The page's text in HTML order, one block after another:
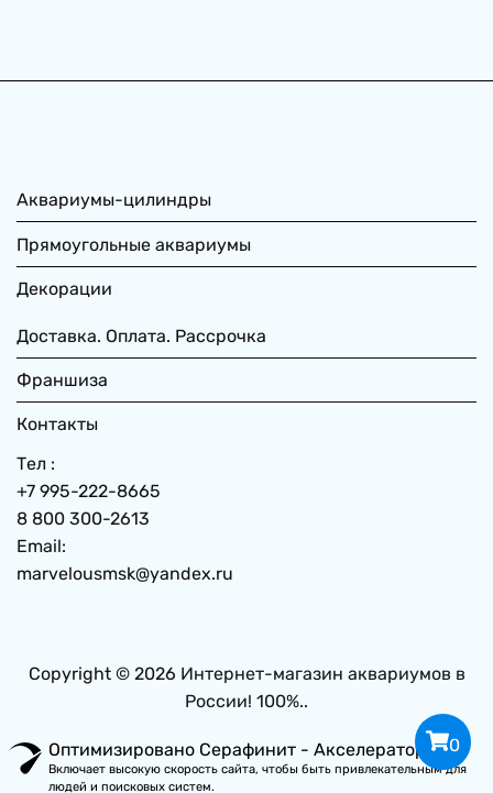
0
Аквариумы-цилиндры
Прямоугольные аквариумы
Декорации
Доставка. Оплата. Рассрочка
Франшиза
Контакты
Тел :
+7 995-222-8665
8 800 300-2613
Email:
marvelousmsk@yandex.ru
Copyright © 2026 Интернет-магазин аквариумов в
России! 100%..
Оптимизировано Серафинит - Акселератор
Включает высокую скорость сайта, чтобы быть привлекательным для
людей и поисковых систем.